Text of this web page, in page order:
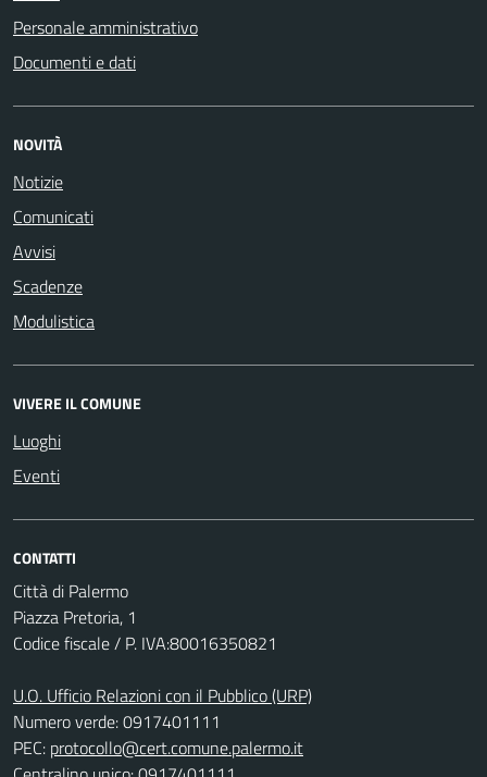
Personale amministrativo
Documenti e dati
NOVITÀ
Notizie
Comunicati
Avvisi
Scadenze
Modulistica
VIVERE IL COMUNE
Luoghi
Eventi
CONTATTI
Città di Palermo
Piazza Pretoria, 1
Codice fiscale / P. IVA:80016350821
U.O. Ufficio Relazioni con il Pubblico (URP)
Numero verde: 0917401111
PEC: protocollo@cert.comune.palermo.it